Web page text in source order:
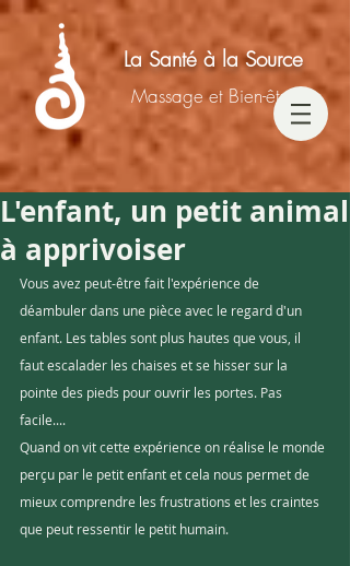
La Santé à la Source
Massage et Bien-être
L'enfant, un petit animal
à apprivoiser
Vous avez peut-être fait l'expérience de
déambuler dans une pièce avec le regard d'un
enfant. Les tables sont plus hautes que vous, il
faut escalader les chaises et se hisser sur la
pointe des pieds pour ouvrir les portes. Pas
facile....
Quand on vit cette expérience on réalise le monde
perçu par le petit enfant et cela nous permet de
mieux comprendre les frustrations et les craintes
que peut ressentir le petit humain.